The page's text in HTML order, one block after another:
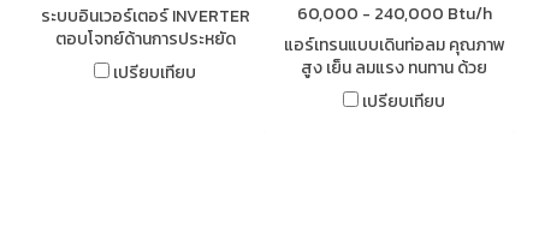
ระบบอินเวอร์เตอร์ INVERTER
ตอบโจทย์ด้านการประหยัด
พลังงาน ประหยัดกว่ารุ่น Fixed
Speed ถึง 24% ประหยัดพื้นที่ติด
เปรียบเทียบ
60,000 - 240,000 Btu/h
แอร์เทรนแบบเดินท่อลม คุณภาพ
สูง เย็น ลมแรง ทนทาน ด้วย
มาตราฐานและรูปทรงที่เป็น
เอกลักษณ์ คอมเพรซเซอร์แบบ
เปรียบเทียบ